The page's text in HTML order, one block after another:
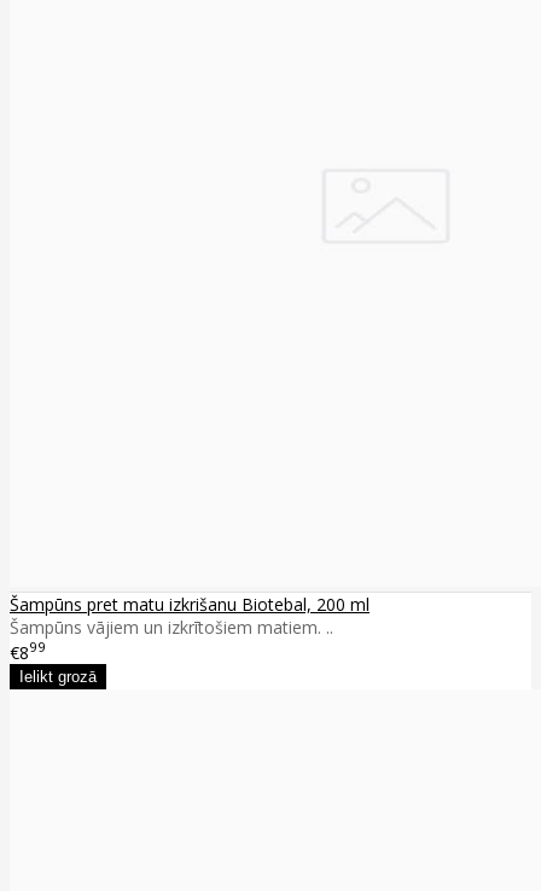
Šampūns pret matu izkrišanu Biotebal, 200 ml
Šampūns vājiem un izkrītošiem matiem. ..
€899